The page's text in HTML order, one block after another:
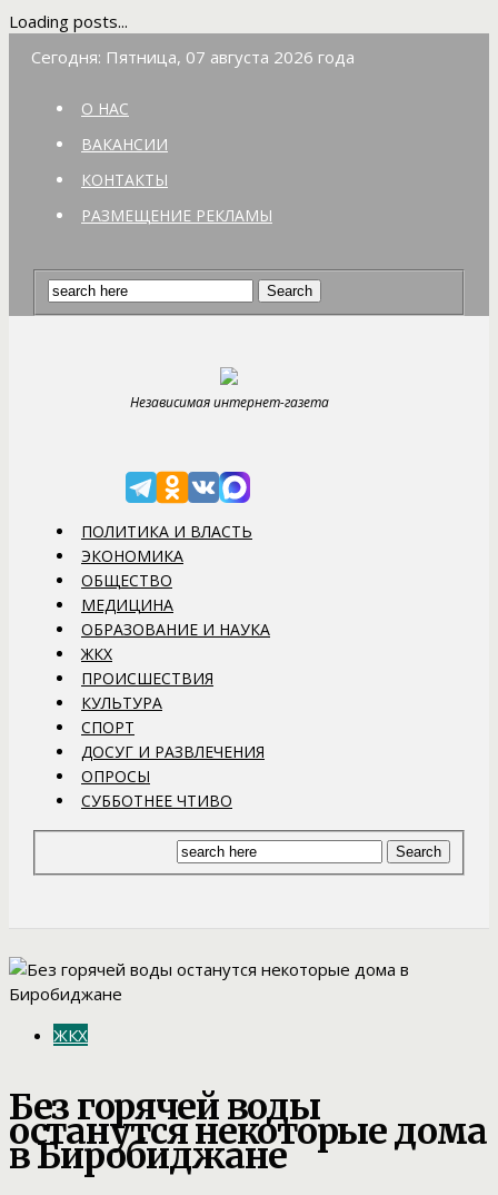
Loading posts...
Сегодня: Пятница, 07 августа 2026 года
О НАС
ВАКАНСИИ
КОНТАКТЫ
РАЗМЕЩЕНИЕ РЕКЛАМЫ
Независимая интернет-газета
ПОЛИТИКА И ВЛАСТЬ
ЭКОНОМИКА
ОБЩЕСТВО
МЕДИЦИНА
ОБРАЗОВАНИЕ И НАУКА
ЖКХ
ПРОИСШЕСТВИЯ
КУЛЬТУРА
СПОРТ
ДОСУГ И РАЗВЛЕЧЕНИЯ
ОПРОСЫ
СУББОТНЕЕ ЧТИВО
ЖКХ
Без горячей воды
останутся некоторые дома
в Биробиджане